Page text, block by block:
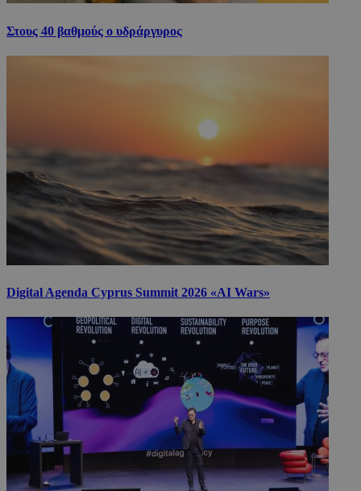
Στους 40 βαθμούς ο υδράργυρος
Digital Agenda Cyprus Summit 2026 «AI Wars»